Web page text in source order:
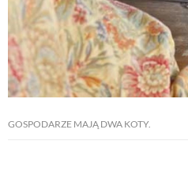
GOSPODARZE MAJĄ DWA KOTY.
DLA
EKO